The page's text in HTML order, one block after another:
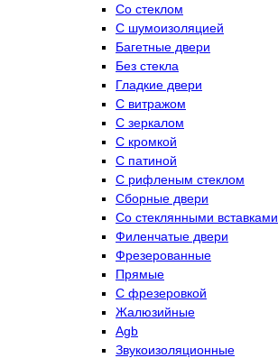
Со стеклом
C шумоизоляцией
Багетные двери
Без стекла
Гладкие двери
С витражом
С зеркалом
С кромкой
С патиной
С рифленым стеклом
Сборные двери
Со стеклянными вставками
Филенчатые двери
Фрезерованные
Прямые
С фрезеровкой
Жалюзийные
Agb
Звукоизоляционные